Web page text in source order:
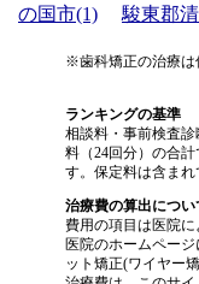
の国市(1)
駿東郡
※歯科矯正の治療は
ランキングの基準
相談料・事前検査
料（24回分）の合
す。保定料は含まれ
治療費の算出につい
費用の項目は医院
医院のホームペー
ット矯正(ワイヤー